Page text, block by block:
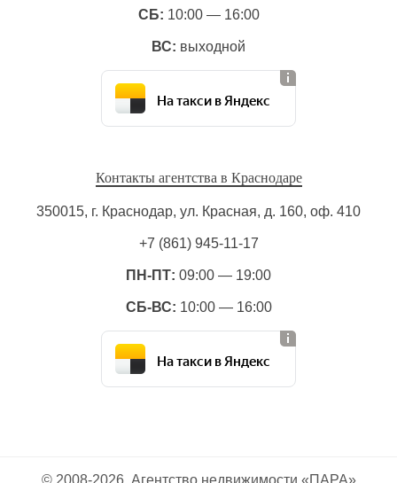
СБ: 10:00 — 16:00
ВС: выходной
На такси в Яндекс
Контакты агентства в Краснодаре
350015, г. Краснодар, ул. Красная, д. 160, оф. 410
+7 (861) 945-11-17
ПН-ПТ: 09:00 — 19:00
СБ-ВС: 10:00 — 16:00
На такси в Яндекс
© 2008-2026. Агентство недвижимости «ПАРА»